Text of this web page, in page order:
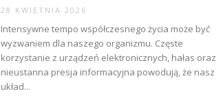
28 KWIETNIA 2026
Intensywne tempo współczesnego życia może być
wyzwaniem dla naszego organizmu. Częste
korzystanie z urządzeń elektronicznych, hałas oraz
nieustanna presja informacyjna powodują, że nasz
układ...